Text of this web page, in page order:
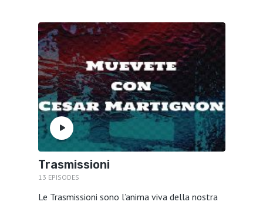
Trasmissioni
13 EPISODES
Le Trasmissioni sono l’anima viva della nostra